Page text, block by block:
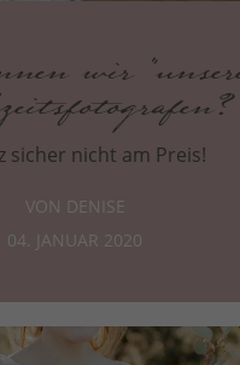
wir
sicher nicht am Preis!
VON DENISE
04. JANUAR 2020